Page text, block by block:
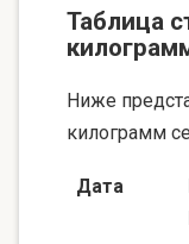
Таблица
Ниже
килограмм
Дата